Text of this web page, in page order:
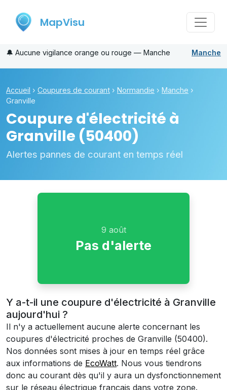
MapVisu
🔔 Aucune vigilance orange ou rouge — Manche Manche
Accueil › Coupures de courant › Normandie › Manche ›
Granville
Coupure d'électricité à
Granville (50400)
Alertes pannes de courant en temps réel
9 août
Pas d'alerte
Y a-t-il une coupure d'électricité à Granville
aujourd'hui ?
Il n'y a actuellement aucune alerte concernant les
coupures d'électricité proches de Granville (50400).
Nos données sont mises à jour en temps réel grâce
aux informations de EcoWatt. Nous vous tiendrons
donc au courant dès qu'il y aura un dysfonctionnement
sur le réseau électrique français dans votre zone.